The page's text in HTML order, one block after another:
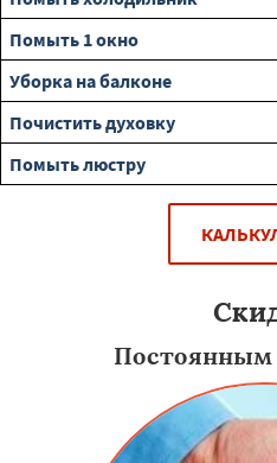
Помыть 1 окно
Уборка на балконе
Почистить духовку
Помыть люстру
Постоянным